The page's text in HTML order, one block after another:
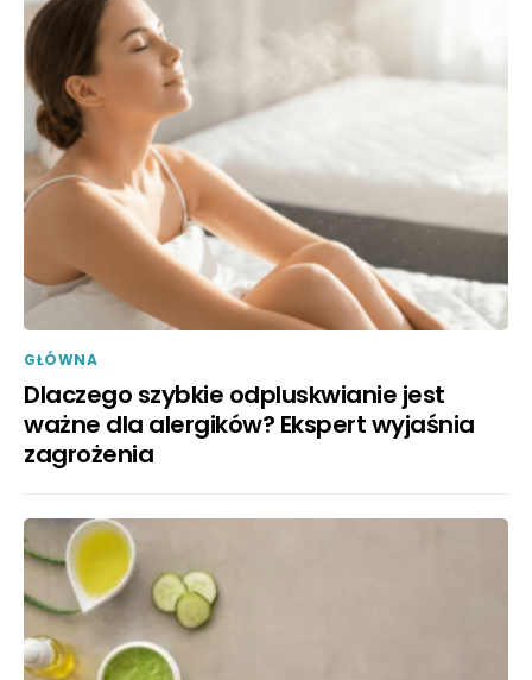
GŁÓWNA
Dlaczego szybkie odpluskwianie jest
ważne dla alergików? Ekspert wyjaśnia
zagrożenia